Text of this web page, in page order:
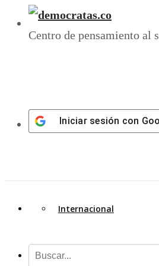
Centro de pensamiento al
Iniciar sesión con
Internacional
A. Latina